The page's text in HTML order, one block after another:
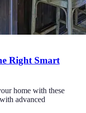
Right Smart
home with these
advanced